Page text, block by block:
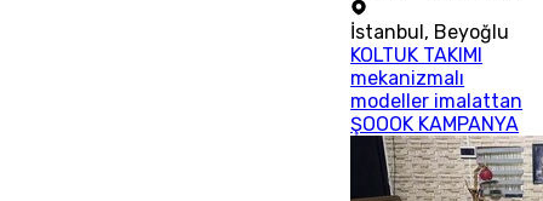
İstanbul , Beyoğlu
KOLTUK TAKIMI
mekanizmalı
modeller imalattan
ŞOOOK KAMPANYA